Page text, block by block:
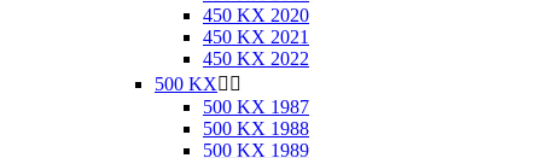
450 KX 2020
450 KX 2021
450 KX 2022
500 KX 
500 KX 1987
500 KX 1988
500 KX 1989